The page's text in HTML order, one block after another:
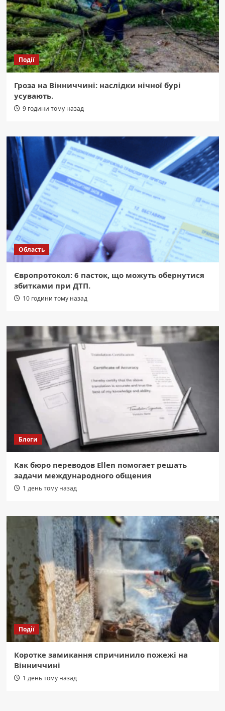
Події
Гроза на Вінниччині: наслідки нічної бурі
усувають.
9 години тому назад
Область
Європротокол: 6 пасток, що можуть обернутися
збитками при ДТП.
10 години тому назад
Блоги
Как бюро переводов Ellen помогает решать
задачи международного общения
1 день тому назад
Події
Коротке замикання спричинило пожежі на
Вінниччині
1 день тому назад